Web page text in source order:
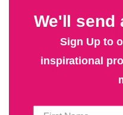
Sehen Sie, was
We'll send
Sign Up to
inspirational